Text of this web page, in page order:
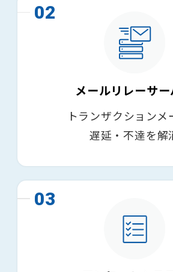
02
メールリレーサー
トランザクションメ
遅延・不達を解
03